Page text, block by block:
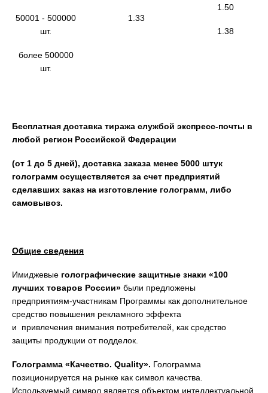
1.33
1.50
1.38
50001 - 500000
шт.
более 500000
шт.
Бесплатная доставка тиража службой экспресс-почты в
любой регион Российской Федерации
(от 1 до 5 дней), доставка заказа менее 5000 штук
голограмм осуществляется за счет предприятий
сделавших заказ на изготовление голограмм, либо
самовывоз.
Общие сведения
Имиджевые голографические защитные знаки «100
лучших товаров России» были предложены
предприятиям-участникам Программы как дополнительное
средство повышения рекламного эффекта
и привлечения внимания потребителей, как средство
защиты продукции от подделок.
Голограмма «Качество. Quality». Голограмма
позиционируется на рынке как символ качества.
Используемый символ является объектом интеллектуальной